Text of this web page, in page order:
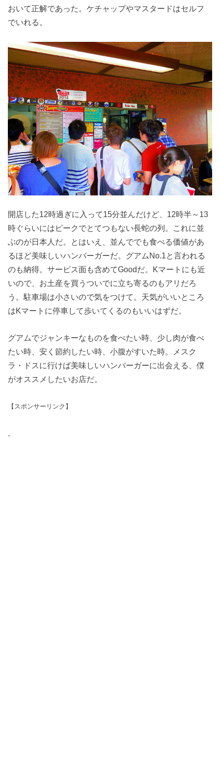
おいて正解であった。ケチャップやマスタードはセルフ
でいれる。
開店した12時過ぎに入って15分並んだけど、12時半～13
時ぐらいにはピークでとてつもない長蛇の列。これに並
ぶのが日本人だ。とはいえ、並んででも食べる価値があ
るほど美味しいハンバーガーだ。グアムNo.1と言われる
のも納得。サービス面も含めてGoodだ。Kマートにも近
いので、お土産を買うついでに立ち寄るのもアリだろ
う。駐車場は小さいので気をつけて。天気がいいところ
はKマートに停車して歩いてくるのもいいはずだ。
グアムでジャンキーなものを食べたい時、少し肉が食べ
たい時、安く節約したい時、小腹がすいた時。メスク
ラ・ドスに行けば美味しいハンバーガーに出会える、僕
がオススメしたいお店だ。
【スポンサーリンク】